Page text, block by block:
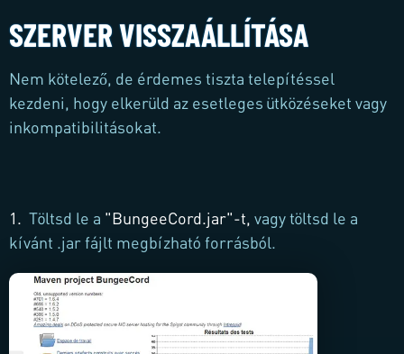
SZERVER VISSZAÁLLÍTÁSA
Nem kötelező, de érdemes tiszta telepítéssel
kezdeni, hogy elkerüld az esetleges ütközéseket vagy
inkompatibilitásokat.
1. Töltsd le a "BungeeCord.jar"-t, vagy töltsd le a
kívánt .jar fájlt megbízható forrásból.